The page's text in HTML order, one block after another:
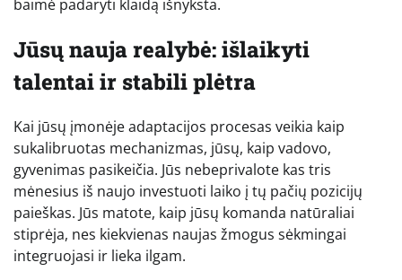
baimė padaryti klaidą išnyksta.
Jūsų nauja realybė: išlaikyti
talentai ir stabili plėtra
Kai jūsų įmonėje adaptacijos procesas veikia kaip
sukalibruotas mechanizmas, jūsų, kaip vadovo,
gyvenimas pasikeičia. Jūs nebeprivalote kas tris
mėnesius iš naujo investuoti laiko į tų pačių pozicijų
paieškas. Jūs matote, kaip jūsų komanda natūraliai
stiprėja, nes kiekvienas naujas žmogus sėkmingai
integruojasi ir lieka ilgam.